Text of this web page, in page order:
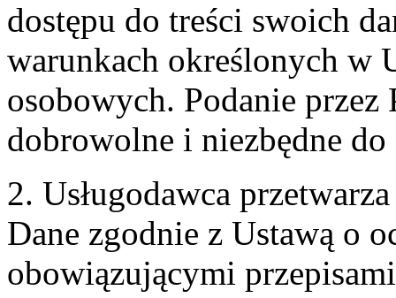
dostępu do treści swoich
warunkach określonych w
osobowych. Podanie przez
dobrowolne i niezbędne
2. Usługodawca
Dane zgodnie z Ustawą o
obowiązującymi